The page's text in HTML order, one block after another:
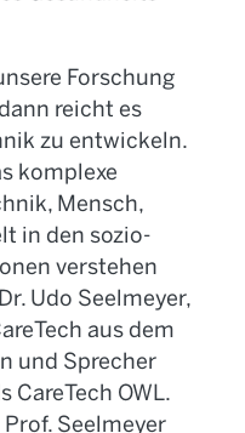
Forschung
reicht es
zu entwickeln.
komplexe
Mensch,
in den sozio-
verstehen
Udo Seelmeyer,
aus dem
und Sprecher
CareTech OWL.
Seelmeyer